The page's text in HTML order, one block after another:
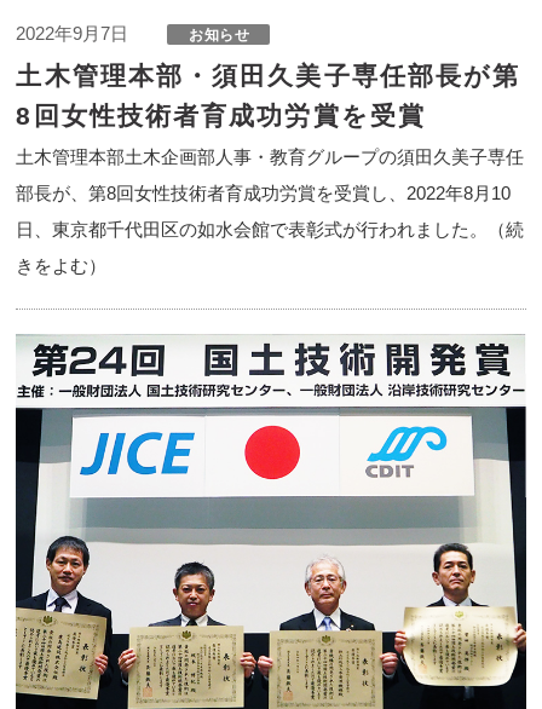
2022年9月7日
土木管理本部・須田久美子専任部長が第
8回女性技術者育成功労賞を受賞
土木管理本部土木企画部人事・教育グループの須田久美子専任
部長が、第8回女性技術者育成功労賞を受賞し、2022年8月10
日、東京都千代田区の如水会館で表彰式が行われました。（続
きをよむ）